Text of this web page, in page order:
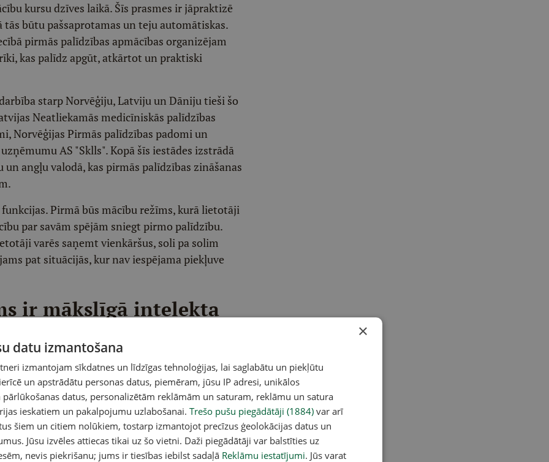
kursu dzīves laikā. Šīs prasmes ir jāpraktizē
būtu pašsaprotamas un teju automātiskas.
pirmās palīdzības apmācības organizējam
kas palīdz apgūt, atkārtot un praktiski
starp Norvēģiju, Latviju un Dāniju tieši šo
Neatliekamās medicīniskās palīdzības
Norvēģijas Pirmās palīdzības padomi un
AS "Sklls". Kopā šīs iestādes izstrādā
angļu valodā, kas pirmās palīdzības zināšanas
Pirmā būs mācību režīms, kurā lietotāji
par savām spējām sniegt pirmo palīdzību.
varēs saņemt vienkāršus, soli pa solim
pat situācijās, kur nav iespējama piekļuve
ir mākslīgā intelekta
ja cilvēks nevar
numuru vai
lietotne spēs
padomus un
×
datu izmantošana
izmantojam sīkdatnes un līdzīgas tehnoloģijas, lai saglabātu un piekļūtu
un apstrādātu personas datus, piemēram, jūsu IP adresi, unikālos
datus, personalizētām reklāmām un saturam, reklāmu un satura
ieskatiem un pakalpojumu uzlabošanai. Trešo pušu piegādātāji (1884) var arī
šiem un citiem nolūkiem, tostarp izmantojot precīzus ģeolokācijas datus un
Jūsu izvēles attiecas tikai uz šo vietni. Daži piegādātāji var balstīties uz
nevis piekrišanu; jums ir tiesības iebilst sadaļā Reklāmu iestatījumi. Jūs varat